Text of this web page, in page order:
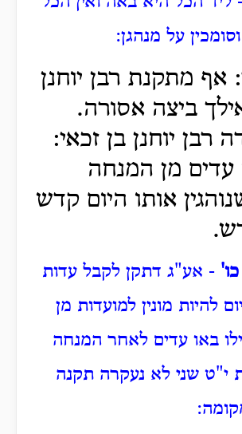
על מנהגן:
מתקנת רבן יוחנן
ביצה אסורה.
רבן יוחנן בן זכאי:
מן המנחה
אותו היום קדש
- אע"ג דתקן לקבל עדות
להיות מונין למועדות מן
באו עדים לאחר המנחה
י"ט שני לא נעקרה תקנה